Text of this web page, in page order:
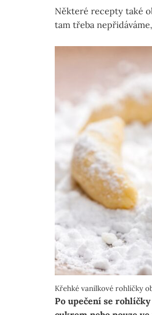
Některé recepty také
tam třeba
Křehké vanilkové rohlíčky
Po upečení se